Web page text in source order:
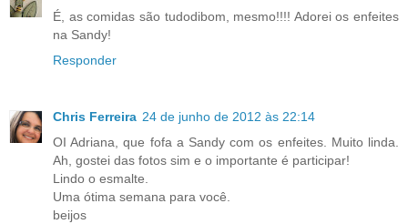
É, as comidas são tudodibom, mesmo!!!! Adorei os enfeites
na Sandy!
Responder
Chris Ferreira 24 de junho de 2012 às 22:14
OI Adriana, que fofa a Sandy com os enfeites. Muito linda.
Ah, gostei das fotos sim e o importante é participar!
Lindo o esmalte.
Uma ótima semana para você.
beijos